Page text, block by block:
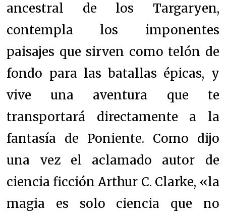
ancestral de los Targaryen,
contempla los imponentes
paisajes que sirven como telón de
fondo para las batallas épicas, y
vive una aventura que te
transportará directamente a la
fantasía de Poniente. Como dijo
una vez el aclamado autor de
ciencia ficción Arthur C. Clarke, «la
magia es solo ciencia que no